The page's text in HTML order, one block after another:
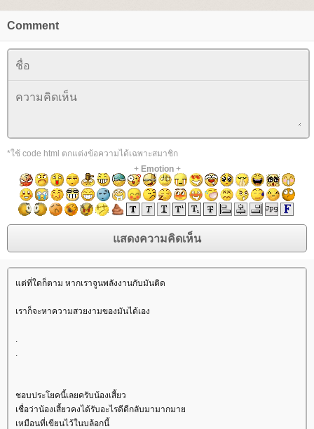
Comment
*ใช้ code html ตกแต่งข้อความได้เฉพาะสมาชิก
+ Emotion+
ต่ที่ใดก็ตาม หากเราจูนพลังงานกับมันติด
เราก็จะหาความสวยงามของมันได้เอง
.
.
ชอบประโยคนี้เลยครับน้องเสี้ยว
เชื่อว่าน้องเสี้ยวคงได้รับอะไรดีดีกลับมามากมา
เหมือนที่เขียนไว้ในบล้อกนี้